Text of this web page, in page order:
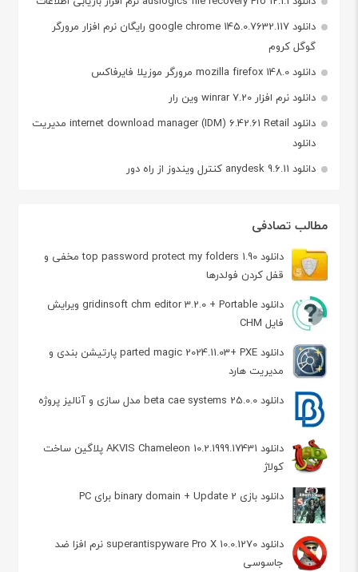
دانلود google chrome 145.0.7632.117 رایگان نرم افزار مرورگر
گوگل کروم
دانلود mozilla firefox 148.0 مرورگر موزیلا فایرفاکس
دانلود نرم افزار winrar 7.20 وین رار
دانلود internet download manager (IDM) 6.42.61 Retail مدیریت
دانلود
دانلود anydesk 9.6.11 کنترل ویندوز از راه دور
مطالب تصادفی
دانلود top password protect my folders 1.90 مخفی و
قفل کردن فولدرها
دانلود gridinsoft chm editor 3.2.0 + Portable ویرایش
فایل‌ CHM
دانلود parted magic 2024.11.03+ PXE پارتیشن‌ بندی و
مدیریت هارد
دانلود beta cae systems 25.0.0 مدل سازی و آنالیز پروژه
دانلود AKVIS Chameleon 10.2.1999.17431 پلاگین ساخت
کولاژ
دانلود بازی binary domain + Update 2 برای PC
دانلود superantispyware Pro X 10.0.1270 نرم افزا ضد
جاسوسی